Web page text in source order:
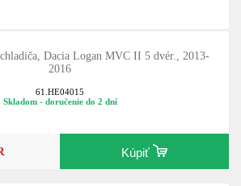
Dacia Logan MVC II 5 dvér., 2013-
2016
61.HE04015
Skladom - doručenie do 2 dní
Kúpiť